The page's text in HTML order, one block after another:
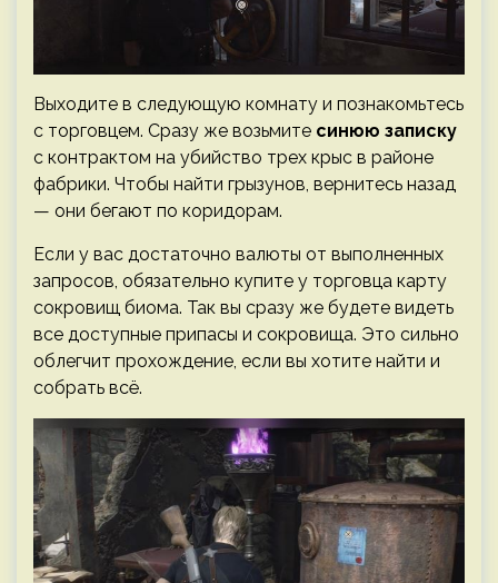
Выходите в следующую комнату и познакомьтесь
с торговцем. Сразу же возьмите синюю записку
с контрактом на убийство трех крыс в районе
фабрики. Чтобы найти грызунов, вернитесь назад
— они бегают по коридорам.
Если у вас достаточно валюты от выполненных
запросов, обязательно купите у торговца карту
сокровищ биома. Так вы сразу же будете видеть
все доступные припасы и сокровища. Это сильно
облегчит прохождение, если вы хотите найти и
собрать всё.